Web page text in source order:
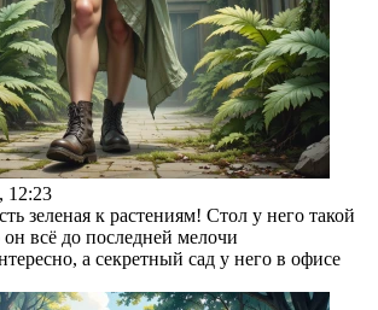
12:23
зеленая к растениям! Стол у него такой
всё до последней мелочи
а секретный сад у него в офисе